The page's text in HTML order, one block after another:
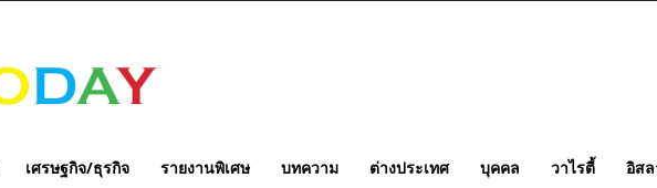
TODAY
เศรษฐกิจ/ธุรกิจ รายงานพิเศษ บทความ ต่างประเทศ บุคคล วาไรตี้ อิส